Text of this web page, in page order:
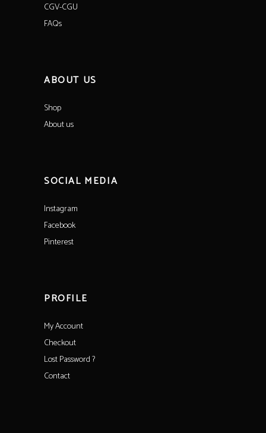
CGV-CGU
FAQs
ABOUT US
Shop
About us
SOCIAL MEDIA
Instagram
Facebook
Pinterest
PROFILE
My Account
Checkout
Lost Password ?
Contact